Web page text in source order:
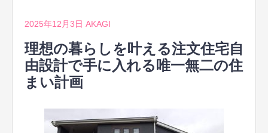
2025年12月3日 AKAGI
理想の暮らしを叶える注文住宅自
由設計で手に入れる唯一無二の住
まい計画